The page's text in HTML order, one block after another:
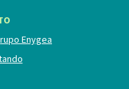
Enygea